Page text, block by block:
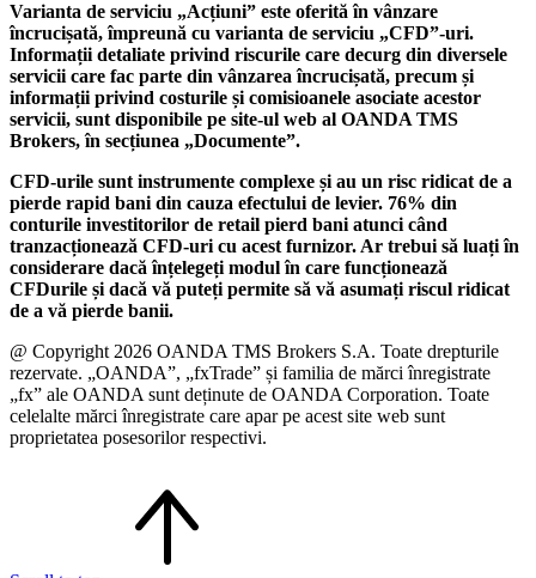
Varianta de serviciu „Acțiuni” este oferită în vânzare
încrucișată, împreună cu varianta de serviciu „CFD”-uri.
Informații detaliate privind riscurile care decurg din diversele
servicii care fac parte din vânzarea încrucișată, precum și
informații privind costurile și comisioanele asociate acestor
servicii, sunt disponibile pe site-ul web al OANDA TMS
Brokers, în secțiunea „Documente”.
CFD-urile sunt instrumente complexe și au un risc ridicat de a
pierde rapid bani din cauza efectului de levier. 76% din
conturile investitorilor de retail pierd bani atunci când
tranzacționează CFD-uri cu acest furnizor. Ar trebui să luați în
considerare dacă înțelegeți modul în care funcționează
CFDurile și dacă vă puteți permite să vă asumați riscul ridicat
de a vă pierde banii.
@ Copyright 2026 OANDA TMS Brokers S.A. Toate drepturile
rezervate. „OANDA”, „fxTrade” și familia de mărci înregistrate
„fx” ale OANDA sunt deținute de OANDA Corporation. Toate
celelalte mărci înregistrate care apar pe acest site web sunt
proprietatea posesorilor respectivi.